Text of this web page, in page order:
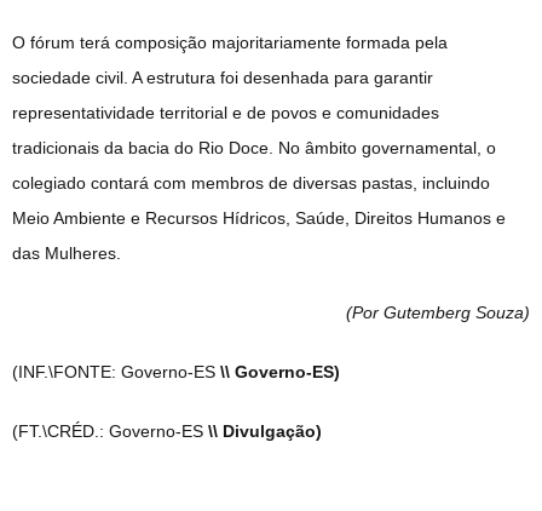
O fórum terá composição majoritariamente formada pela
sociedade civil. A estrutura foi desenhada para garantir
representatividade territorial e de povos e comunidades
tradicionais da bacia do Rio Doce. No âmbito governamental, o
colegiado contará com membros de diversas pastas, incluindo
Meio Ambiente e Recursos Hídricos, Saúde, Direitos Humanos e
das Mulheres.
(Por Gutemberg Souza)
(INF.\FONTE: Governo-ES \\ Governo-ES)
(FT.\CRÉD.: Governo-ES \\ Divulgação)